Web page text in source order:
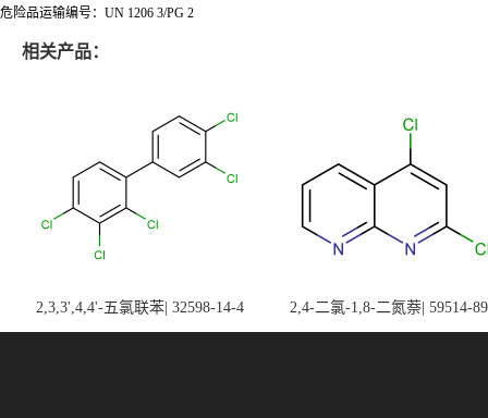
危险品运输编号：UN 1206 3/PG 2
相关产品：
2,3,3',4,4'-五氯联苯| 32598-14-4 2,4-二氯-1,8-二氮萘| 59514-